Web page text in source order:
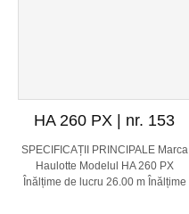
HA 260 PX | nr. 153
SPECIFICAȚII PRINCIPALE Marca
Haulotte Modelul HA 260 PX
Înălțime de lucru 26.00 m Înălțime